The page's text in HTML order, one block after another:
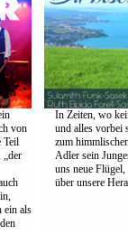
von
Teil
„der
ein als
In Zeiten, wo
und alles vorbei
zum
Adler sein
uns neue
über unsere